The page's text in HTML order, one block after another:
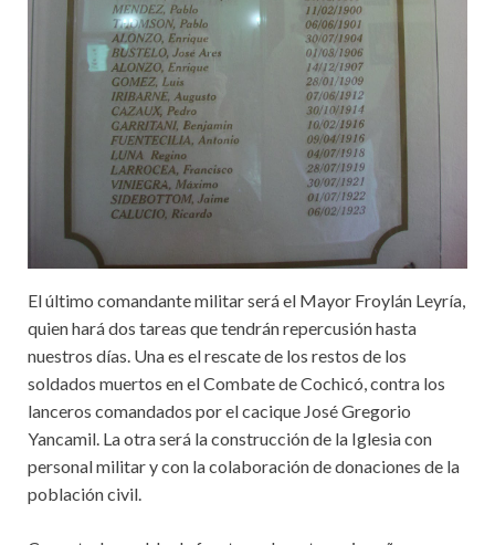
El último comandante militar será el Mayor Froylán Leyría,
quien hará dos tareas que tendrán repercusión hasta
nuestros días. Una es el rescate de los restos de los
soldados muertos en el Combate de Cochicó, contra los
lanceros comandados por el cacique José Gregorio
Yancamil. La otra será la construcción de la Iglesia con
personal militar y con la colaboración de donaciones de la
población civil.